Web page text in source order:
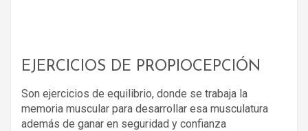
EJERCICIOS DE PROPIOCEPCIÓN
Son ejercicios de equilibrio, donde se trabaja la
memoria muscular para desarrollar esa musculatura
además de ganar en seguridad y confianza